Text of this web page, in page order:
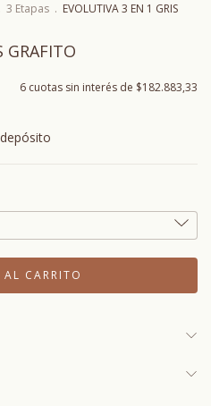
3 Etapas . EVOLUTIVA 3 EN 1 GRIS
GRAFITO
6 cuotas sin interés de $182.883,33